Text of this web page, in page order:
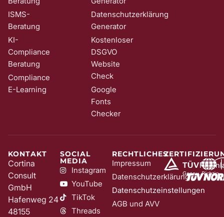
ISMS-
Beratung
KI-
Compliance
Beratung
Compliance
E-Learning
Datenschutzerklärung
Generator
Kostenloser
DSGVO
Website
Check
Google
Fonts
Checker
KONTAKT
Cortina
Consult
GmbH
Hafenweg 24
48155
SOCIAL
MEDIA
Instagram
YouTube
TikTok
Threads
RECHTLICHES
Impressum
Datenschutzerklärung
Datenschutzeinstellungen
AGB und AVV